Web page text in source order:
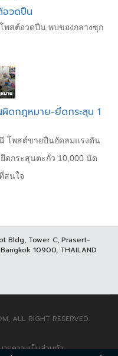
วดปืน
พสต์อวดปืน พบของกลางซุก
ผิดกฎหมาย-ยึดกระสุน 1
โพสต์ขายปืนอัดลมแรงดัน
ดกระสุนตะกั่ว 10,000 นัด
สนใจ
Bldg, Tower C, Prasert-
10900, THAILAND
ALL RIGHT RESERVED.
ายความเป็นส่วนตัว